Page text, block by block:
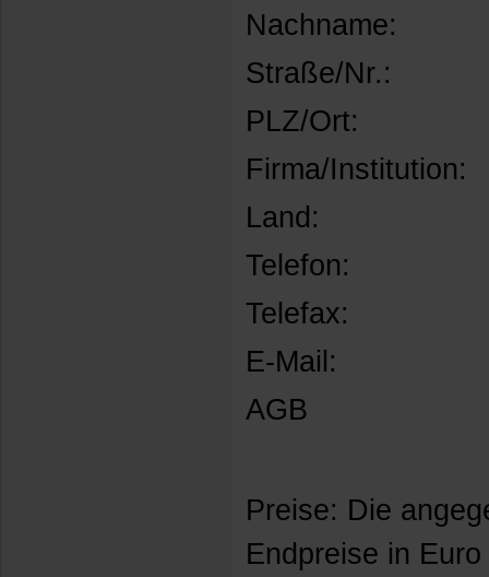
Nachname:
Straße/Nr.:
PLZ/Ort:
Firma/Institution:
Land:
Telefon:
Telefax:
E-Mail:
AGB
Preise: Die
Endpreise in